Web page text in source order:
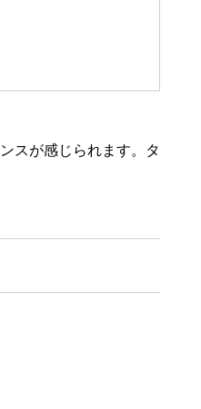
スが感じられます。タ